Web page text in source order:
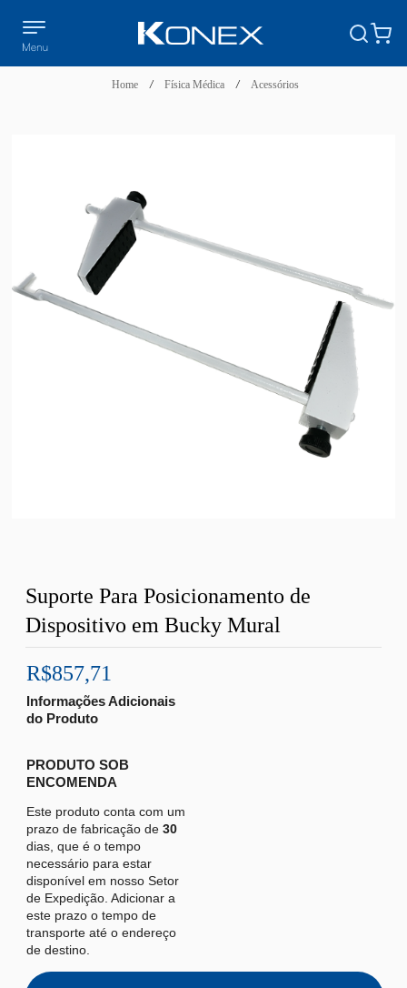
Home / Física Médica / Acessórios
Suporte Para Posicionamento de
Dispositivo em Bucky Mural
R$857,71
Informações Adicionais
do Produto
PRODUTO SOB
ENCOMENDA
Este produto conta com um
prazo de fabricação de 30
dias, que é o tempo
necessário para estar
disponível em nosso Setor
de Expedição. Adicionar a
este prazo o tempo de
transporte até o endereço
de destino.